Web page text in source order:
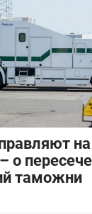
на
о
таможни